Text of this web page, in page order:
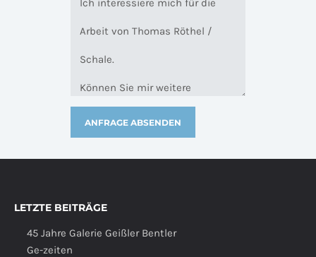
LETZTE BEITRÄGE
45 Jahre Galerie Geißler Bentler
Ge-zeiten